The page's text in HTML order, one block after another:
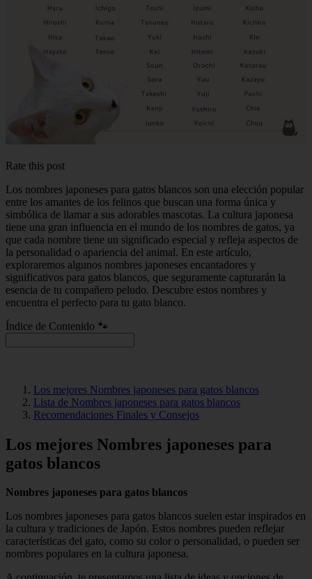
Rate this post
Los nombres japoneses para gatos blancos son una elección popular
entre los amantes de los felinos que buscan una forma única y
simbólica de llamar a sus adorables mascotas. La cultura japonesa
tiene una gran influencia en el mundo de los nombres de gatos, ya
que cada nombre tiene un significado especial y refleja aspectos de
la personalidad o apariencia del animal. En este artículo,
exploraremos algunos nombres japoneses encantadores y
significativos para gatos blancos, que seguramente capturarán la
esencia de tu compañero peludo. Descubre estos nombres y
encuentra el perfecto para tu gato blanco.
Índice de Contenido 🐾
Los mejores Nombres japoneses para gatos blancos
Lista de Nombres japoneses para gatos blancos
Recomendaciones Finales y Consejos
Los mejores Nombres japoneses para
gatos blancos
Nombres japoneses para gatos blancos
Los nombres japoneses para gatos blancos suelen estar inspirados en
la cultura y tradiciones de Japón. Estos nombres pueden reflejar
características del gato, como su color o personalidad, o pueden ser
nombres populares en la cultura japonesa.